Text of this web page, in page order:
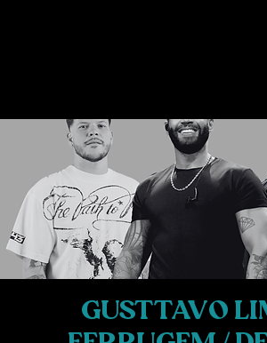
GUSTTAVO